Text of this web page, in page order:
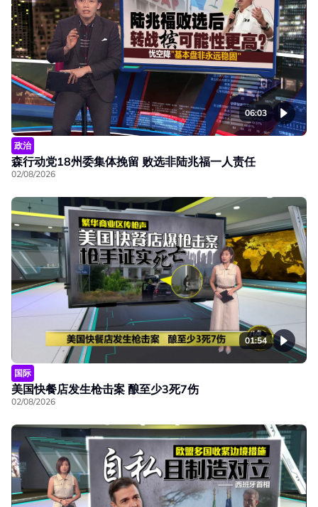
06:03
政治
森行动党18州委集体挽留 败选非陆兆福一人责任
02/08/2026
01:54
国际
美国快餐店发生枪击案 酿至少3死7伤
02/08/2026